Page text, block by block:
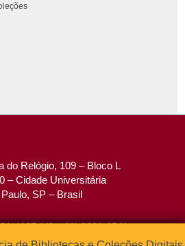
do Relógio, 109 – Bloco L
– Cidade Universitária
SP – Brasil
4195 / (0xx11) 3091-1541
(0xx11) 3091-1567